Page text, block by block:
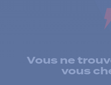
Vous ne
vous